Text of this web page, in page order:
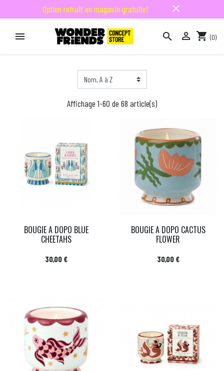
Option retrait en magasin gratuite! close
   shopping_cart (0)
Affichage 1-60 de 68 article(s)
BOUGIE A DOPO BLUE
CHEETAHS
Prix
30,00 €
BOUGIE A DOPO CACTUS
FLOWER
Prix
30,00 €